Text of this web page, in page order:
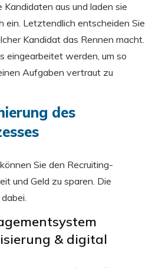
aus und laden sie
ein. Letztendlich entscheiden Sie
Kandidat das Rennen macht.
eingearbeitet werden, um so
Aufgaben vertraut zu
des
Sie den Recruiting-
und Geld zu sparen. Die
& digital